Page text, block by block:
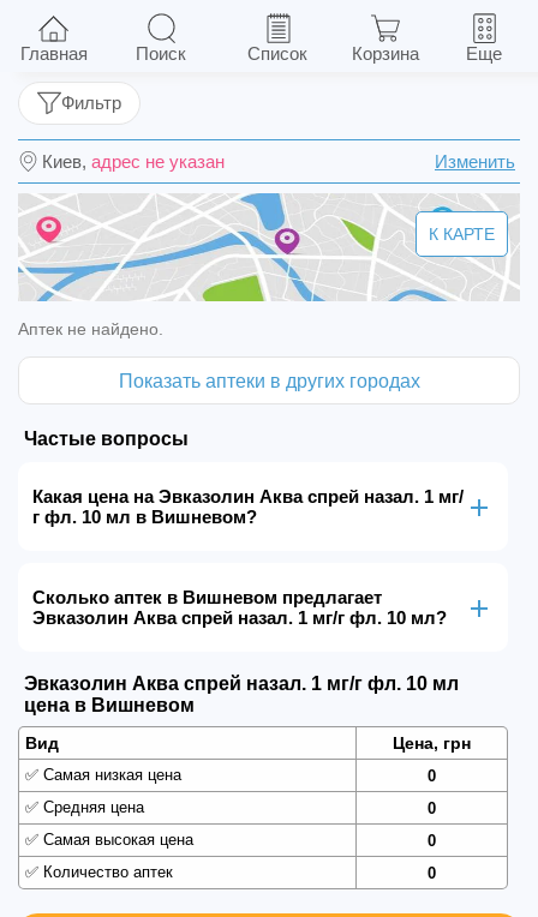
Эвказолин Аква спрей назал. 1 мг/г фл. 10 мл
Киев, адрес не указан Изменить
Фильтр
К КАРТЕ
Аптек не найдено.
Показать аптеки в других городах
Частые вопросы
Какая цена на Эвказолин Аква спрей назал. 1 мг/
г фл. 10 мл в Вишневом?
Сколько аптек в Вишневом предлагает
Эвказолин Аква спрей назал. 1 мг/г фл. 10 мл?
Эвказолин Аква спрей назал. 1 мг/г фл. 10 мл
цена в Вишневом
Вид Цена, грн
✅ Самая низкая цена
0
✅ Средняя цена
0
✅ Самая высокая цена
0
✅ Количество аптек 0
Главная Поиск Список Корзина Еще